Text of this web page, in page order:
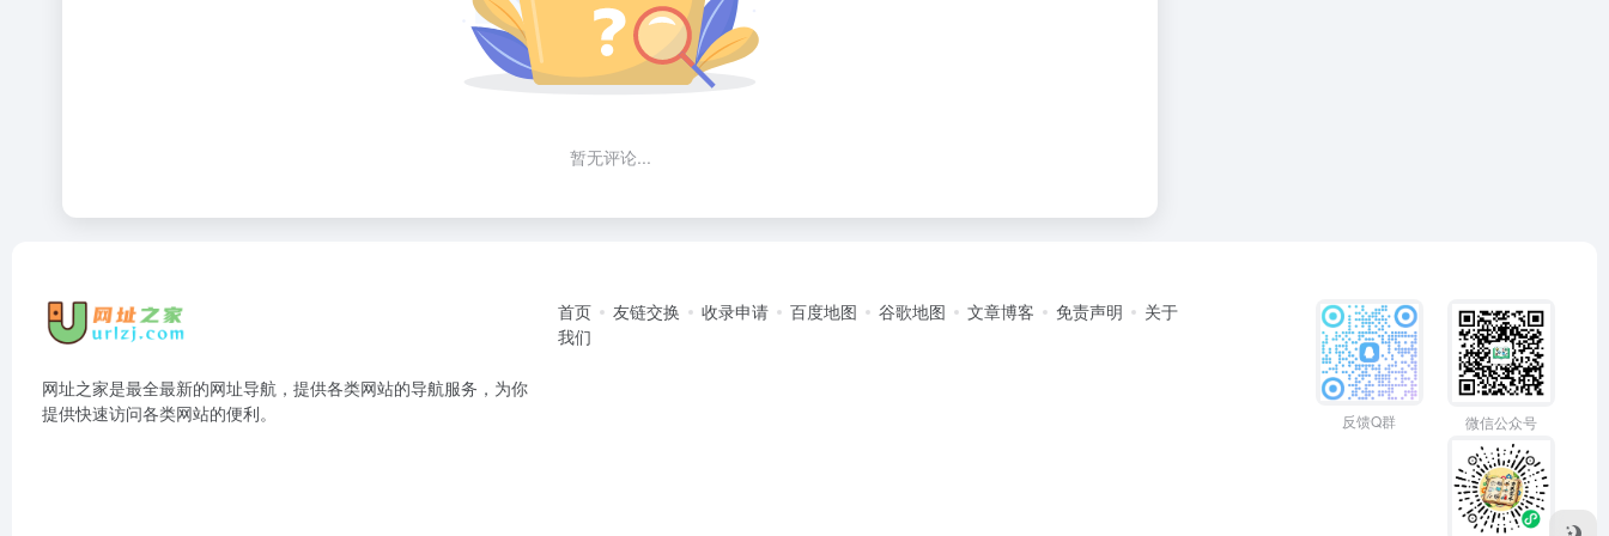
暂无评论...
网址之家是最全最新的网址导航，提供各类网站的导航服务，为你
提供快速访问各类网站的便利。
首页 友链交换 收录申请 百度地图 谷歌地图 文章博客 免责声明
关于
我们
反馈Q群 微信公众号